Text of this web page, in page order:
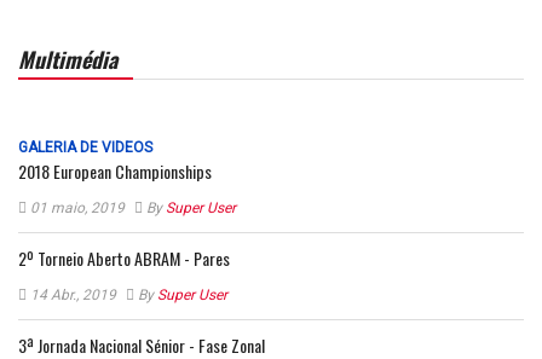
Multimédia
GALERIA DE VIDEOS
2018 European Championships
01 maio, 2019 By Super User
2º Torneio Aberto ABRAM - Pares
14 Abr., 2019 By Super User
3ª Jornada Nacional Sénior - Fase Zonal